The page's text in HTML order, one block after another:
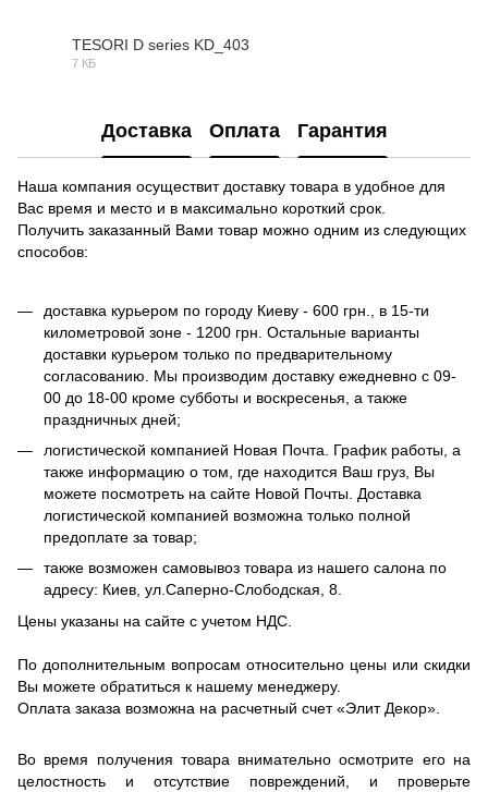
TESORI D series KD_403
7 КБ
Доставка Оплата Гарантия
Наша компания осуществит доставку товара в удобное для
Вас время и место и в максимально короткий срок.
Получить заказанный Вами товар можно одним из следующих
способов:
доставка курьером по городу Киеву - 600 грн., в 15-ти
километровой зоне - 1200 грн. Остальные варианты
доставки курьером только по предварительному
согласованию. Мы производим доставку ежедневно с 09-
00 до 18-00 кроме субботы и воскресенья, а также
праздничных дней;
логистической компанией Новая Почта. График работы, а
также информацию о том, где находится Ваш груз, Вы
можете посмотреть на сайте Новой Почты. Доставка
логистической компанией возможна только полной
предоплате за товар;
также возможен самовывоз товара из нашего салона по
адресу: Киев, ул.Саперно-Слободская, 8.
Цены указаны на сайте с учетом НДС.
По дополнительным вопросам относительно цены или скидки
Вы можете обратиться к нашему менеджеру.
Оплата заказа возможна на расчетный счет «Элит Декор».
Во время получения товара внимательно осмотрите его на
целостность и отсутствие повреждений, и проверьте